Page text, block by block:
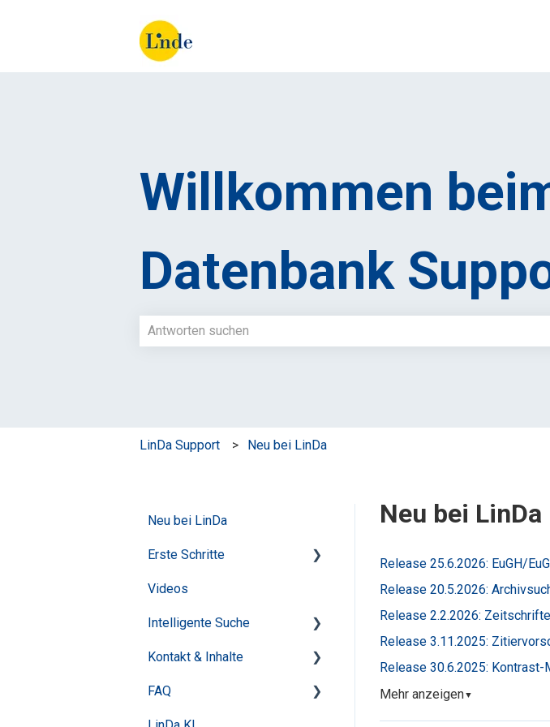
Willkommen
Datenbank
LinDa Support Neu bei LinDa
Neu bei LinDa
Release 25.6.2026: EuGH/
Release 20.5.2026:
Release 2.2.2026:
Release 3.11.2025:
Release 30.6.2025:
Mehr anzeigen▼
Neu bei LinDa
Erste Schritte
Login & Mein Konto
Startseite & Übersichten
Inhaltsverzeichnisse
Dokumentansicht
Videos
Intelligente Suche
Tipps für die erfolgreiche
Kontakt & Inhalte
Inhalte
FAQ